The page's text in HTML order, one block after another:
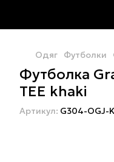
Одяг Футболки
Футболка
TEE khaki
Артикул: G304-OGJ-